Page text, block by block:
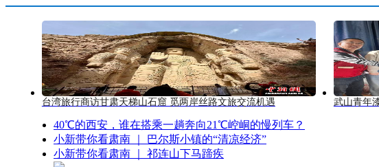
台湾旅行商访甘肃天梯山石窟 觅两岸丝路文旅交流机遇 武山青年
40℃的西安，谁在搭乘一趟奔向21℃崆峒的慢列车？
小新带你看肃南 ｜ 巴尔斯小镇的“清凉经济”
小新带你看肃南 ｜ 祁连山下马蹄疾